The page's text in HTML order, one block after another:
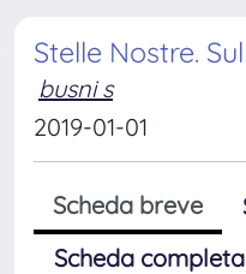
Stelle Nostre.
busni s
2019-01-01
Scheda breve
Scheda